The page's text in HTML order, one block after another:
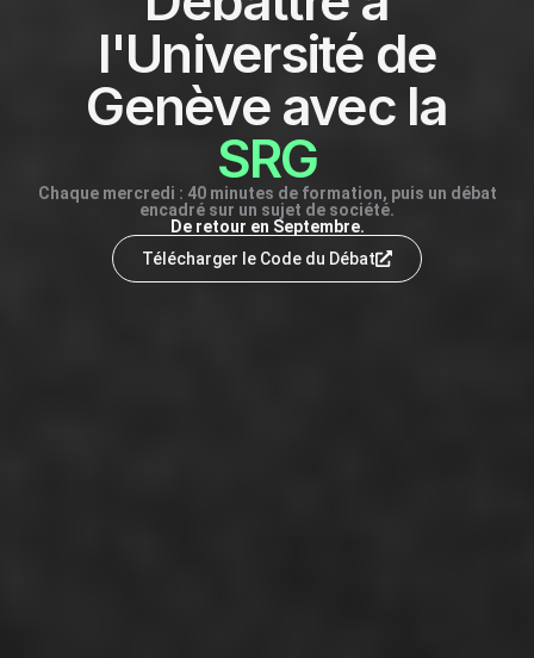
l'Université de
Genève avec la
SRG
Chaque mercredi : 40 minutes de formation, puis un débat
encadré sur un sujet de société.
De retour en Septembre.
Télécharger le Code du Débat